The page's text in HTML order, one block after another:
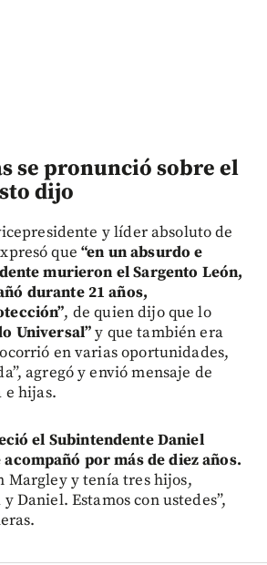
se pronunció sobre el
dijo
y líder absoluto de
que “en un absurdo e
murieron el Sargento León,
durante 21 años,
, de quien dijo que lo
Universal”y que también era
en varias oportunidades,
agregó y envió mensaje de
e hijas.
el Subintendente Daniel
por más de diez años.
Margley y tenía tres hijos,
Daniel. Estamos con ustedes”,